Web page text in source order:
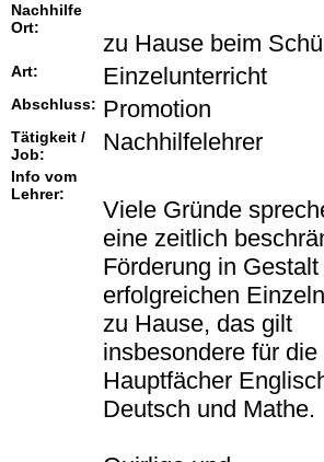
Nachhilfe
Ort:
zu Hause beim
Art: Einzelunterricht
Abschluss: Promotion
Tätigkeit /
Job:
Nachhilfelehrer
Info vom
Lehrer:
Viele Gründe
eine zeitlich
Förderung in
erfolgreichen
zu Hause, das gilt
insbesondere für die
Hauptfächer
Deutsch und Mathe.